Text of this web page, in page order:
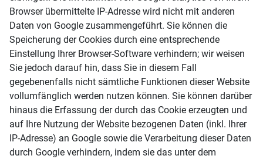
Browser übermittelte IP-Adresse wird nicht mit anderen
Daten von Google zusammengeführt. Sie können die
Speicherung der Cookies durch eine entsprechende
Einstellung Ihrer Browser-Software verhindern; wir weisen
Sie jedoch darauf hin, dass Sie in diesem Fall
gegebenenfalls nicht sämtliche Funktionen dieser Website
vollumfänglich werden nutzen können. Sie können darüber
hinaus die Erfassung der durch das Cookie erzeugten und
auf Ihre Nutzung der Website bezogenen Daten (inkl. Ihrer
IP-Adresse) an Google sowie die Verarbeitung dieser Daten
durch Google verhindern, indem sie das unter dem